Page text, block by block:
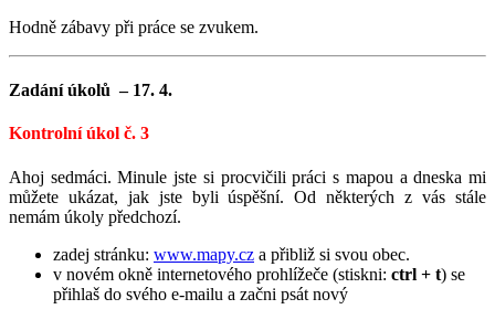
Hodně zábavy při práce se zvukem.
Zadání úkolů – 17. 4.
Kontrolní úkol č. 3
Ahoj sedmáci. Minule jste si procvičili práci s mapou a dneska mi
můžete ukázat, jak jste byli úspěšní. Od některých z vás stále
nemám úkoly předchozí.
zadej stránku: www.mapy.cz a přibliž si svou obec.
v novém okně internetového prohlížeče (stiskni: ctrl + t) se
přihlaš do svého e-mailu a začni psát nový